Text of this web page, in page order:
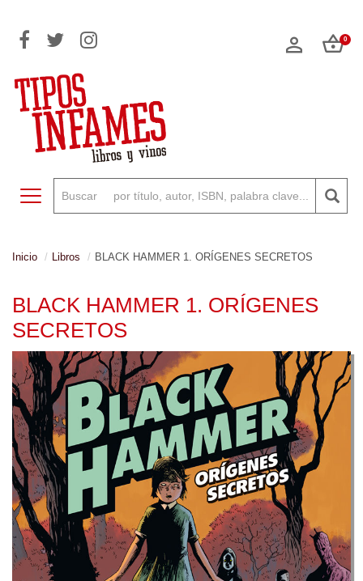
0
Toggle navigation
Inicio Libros BLACK HAMMER 1. ORÍGENES SECRETOS
BLACK HAMMER 1. ORÍGENES
SECRETOS